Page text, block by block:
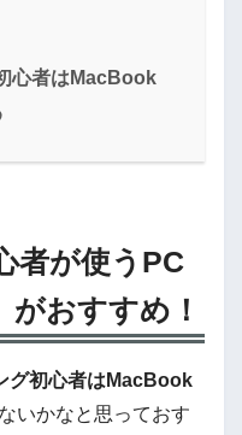
心者はMacBook
者が使うPC
おすすめ！
グ初心者はMacBook
いかなと思っておす